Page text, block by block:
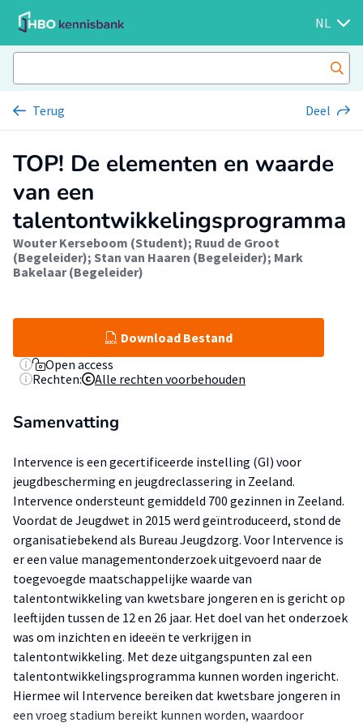
NL
Terug Deel
TOP! De elementen en waarde
van een
talentontwikkelingsprogramma
Wouter Kerseboom (Student); Ruud de Groot
(Begeleider); Stan van Haaren (Begeleider); Mark
Bakelaar (Begeleider)
Download Bestand
Open access
Rechten:
Alle rechten voorbehouden
Samenvatting
Intervence is een gecertificeerde instelling (GI) voor
jeugdbescherming en jeugdreclassering in Zeeland.
Intervence ondersteunt gemiddeld 700 gezinnen in Zeeland.
Voordat de Jeugdwet in 2015 werd geïntroduceerd, stond de
organisatiebekend als Bureau Jeugdzorg. Voor Intervence is
er een value managementonderzoek uitgevoerd naar de
toegevoegde maatschappelijke waarde van
talentontwikkeling van kwetsbare jongeren en is gericht op
leeftijden tussen de 12 en 26 jaar. Het doel van het onderzoek
was om inzichten en ideeën te verkrijgen in
talentontwikkeling. Met deze uitgangspunten zal een
talentontwikkelingsprogramma kunnen worden ingericht.
Hiermee wil Intervence bereiken dat kwetsbare jongeren in
een vroeg stadium bereikt kunnen worden, waardoor